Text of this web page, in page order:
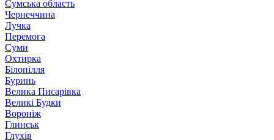
Сумська область
Чернеччина
Лучка
Перемога
Суми
Охтирка
Білопілля
Буринь
Велика Писарівка
Великі Будки
Вороніж
Глинськ
Глухів